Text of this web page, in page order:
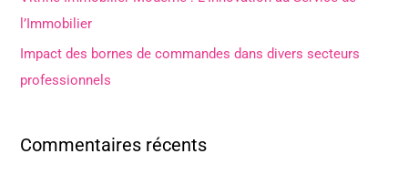
l’Immobilier
Impact des bornes de commandes dans divers secteurs
professionnels
Commentaires récents